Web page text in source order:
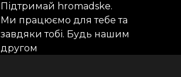
Підтримай hromadske.
Ми працюємо для тебе та
завдяки тобі. Будь нашим
другом